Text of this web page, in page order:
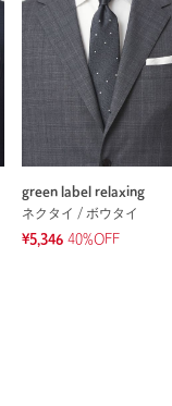
green label relaxing
ネクタイ / ボウタイ
¥5,346 40%OFF